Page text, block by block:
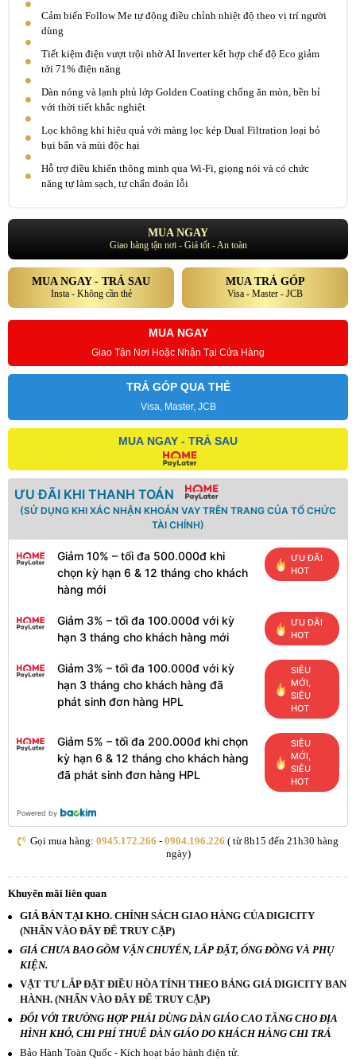
Cảm biến Follow Me tự động điều chỉnh nhiệt độ theo vị trí người
dùng
Tiết kiệm điện vượt trội nhờ AI Inverter kết hợp chế độ Eco giảm
tới 71% điện năng
Dàn nóng và lạnh phủ lớp Golden Coating chống ăn mòn, bền bỉ
với thời tiết khắc nghiệt
Lọc không khí hiệu quả với màng lọc kép Dual Filtration loại bỏ
bụi bẩn và mùi độc hại
Hỗ trợ điều khiển thông minh qua Wi-Fi, giọng nói và có chức
năng tự làm sạch, tự chẩn đoán lỗi
MUA NGAY
Giao hàng tận nơi - Giá tốt - An toàn
MUA NGAY - TRẢ SAU
Insta - Không cần thẻ
MUA TRẢ GÓP
Visa - Master - JCB
MUA NGAY
Giao Tận Nơi Hoặc Nhận Tại Cửa Hàng
TRẢ GÓP QUA THẺ
Visa, Master, JCB
MUA NGAY - TRẢ SAU
ƯU ĐÃI KHI THANH TOÁN
(SỬ DỤNG KHI XÁC NHẬN KHOẢN VAY TRÊN TRANG CỦA TỔ CHỨC
TÀI CHÍNH)
Giảm 10% – tối đa 500.000đ khi
chọn kỳ hạn 6 & 12 tháng cho khách
hàng mới
ƯU ĐÃI
HOT
Giảm 3% – tối đa 100.000đ với kỳ
hạn 3 tháng cho khách hàng mới
ƯU ĐÃI
HOT
Giảm 3% – tối đa 100.000đ với kỳ
hạn 3 tháng cho khách hàng đã
phát sinh đơn hàng HPL
SIÊU
MỚI,
SIÊU
HOT
Giảm 5% – tối đa 200.000đ khi chọn
kỳ hạn 6 & 12 tháng cho khách hàng
đã phát sinh đơn hàng HPL
SIÊU
MỚI,
SIÊU
HOT
Powered by
Gọi mua hàng: 0945.172.266 - 0904.196.226 ( từ 8h15 đến 21h30 hàng
ngày)
Khuyến mãi liên quan
GIÁ BÁN TẠI KHO. CHÍNH SÁCH GIAO HÀNG CỦA DIGICITY
(NHẤN VÀO ĐÂY ĐỂ TRUY CẬP)
GIÁ CHƯA BAO GỒM VẬN CHUYỂN, LẮP ĐẶT, ỐNG ĐỒNG VÀ PHỤ
KIỆN.
VẬT TƯ LẮP ĐẶT ĐIỀU HÒA TÍNH THEO BẢNG GIÁ DIGICITY BAN
HÀNH. (NHẤN VÀO ĐÂY ĐỂ TRUY CẬP)
ĐỐI VỚI TRƯỜNG HỢP PHẢI DÙNG DÀN GIÁO CAO TẦNG CHO ĐỊA
HÌNH KHÓ, CHI PHÍ THUÊ DÀN GIÁO DO KHÁCH HÀNG CHI TRẢ
Bảo Hành Toàn Quốc - Kích hoạt bảo hành điện tử.